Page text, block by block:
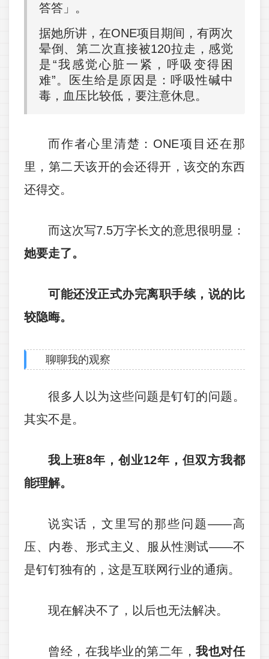
答答」。
据她所讲，在ONE项目期间，有两次
晕倒、第二次直接被120拉走，感觉
是“我感觉心脏一紧，呼吸变得困
难”。医生给是原因是：呼吸性碱中
毒，血压比较低，要注意休息。
而作者心里清楚：ONE项目还在那
里，第二天该开的会还得开，该交的东西
还得交。
而这次写7.5万字长文的意思很明显：
她要走了。
可能还没正式办完离职手续，说的比
较隐晦。
聊聊我的观察
很多人以为这些问题是钉钉的问题。
其实不是。
我上班8年，创业12年，但双方我都
能理解。
说实话，文里写的那些问题——高
压、内卷、形式主义、服从性测试——不
是钉钉独有的，这是互联网行业的通病。
现在解决不了，以后也无法解决。
曾经，在我毕业的第二年，我也对任